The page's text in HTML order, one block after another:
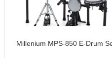
Millenium MPS-850 E-Drum